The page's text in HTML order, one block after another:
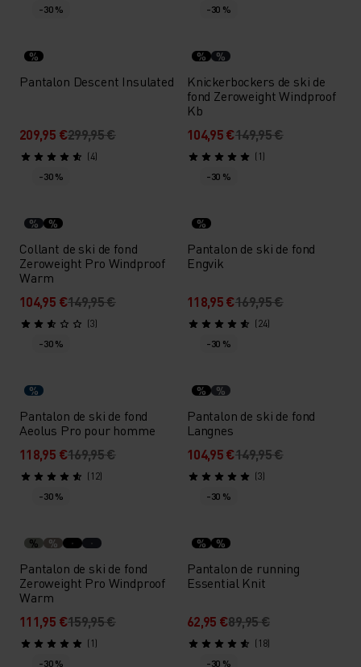
-30 %
%
Pantalon Descent Insulated
209,95 €299,95 €
(4)
-30 %
% %
Knickerbockers de ski de
fond Zeroweight Windproof
Kb
104,95 €149,95 €
(1)
-30 %
% %
Collant de ski de fond
Zeroweight Pro Windproof
Warm
104,95 €149,95 €
(3)
-30 %
%
Pantalon de ski de fond
Engvik
118,95 €169,95 €
(24)
-30 %
%
Pantalon de ski de fond
Aeolus Pro pour homme
118,95 €169,95 €
(12)
-30 %
% %
Pantalon de ski de fond
Langnes
104,95 €149,95 €
(3)
-30 %
% %
Pantalon de ski de fond
Zeroweight Pro Windproof
Warm
111,95 €159,95 €
(1)
-30 %
% %
Pantalon de running
Essential Knit
62,95 €89,95 €
(18)
-30 %
-30 %